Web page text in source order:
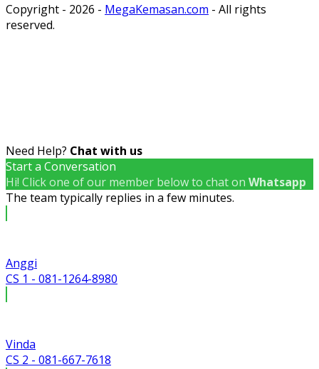
Copyright - 2026 - MegaKemasan.com - All rights
reserved.
Need Help? Chat with us
Start a Conversation
Hi! Click one of our member below to chat on Whatsapp
The team typically replies in a few minutes.
Anggi
CS 1 - 081-1264-8980
Vinda
CS 2 - 081-667-7618